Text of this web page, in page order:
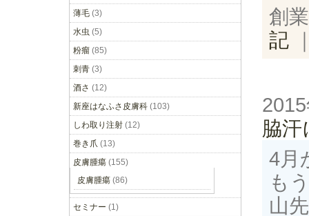
創
記
脇汗
4月
も
山
薄毛 (3)
水虫 (5)
粉瘤 (85)
刺青 (3)
酒さ (12)
新座はなふさ皮膚科 (103)
しわ取り注射 (12)
巻き爪 (13)
皮膚腫瘍 (155)
皮膚腫瘍 (86)
セミナー (1)